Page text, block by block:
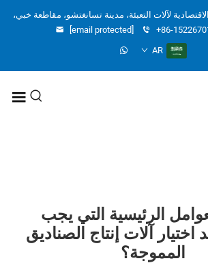
لآلات التعبئة، مدينة تسانغتشو، مقاطعة خبي،
+86-
[email protected]
AR
الرئيسية التي يجب
اختيار آلات إنتاج الصناديق
المموجة؟